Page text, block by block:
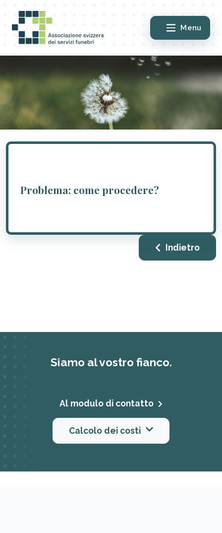
Menu
Problema: come procedere?
Indietro
Siamo al vostro fianco.
Al modulo di contatto
Calcolo dei costi